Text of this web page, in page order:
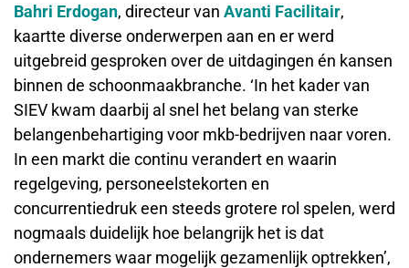
Bahri Erdogan, directeur van Avanti Facilitair,
kaartte diverse onderwerpen aan en er werd
uitgebreid gesproken over de uitdagingen én kansen
binnen de schoonmaakbranche. ‘In het kader van
SIEV kwam daarbij al snel het belang van sterke
belangenbehartiging voor mkb-bedrijven naar voren.
In een markt die continu verandert en waarin
regelgeving, personeelstekorten en
concurrentiedruk een steeds grotere rol spelen, werd
nogmaals duidelijk hoe belangrijk het is dat
ondernemers waar mogelijk gezamenlijk optrekken’,